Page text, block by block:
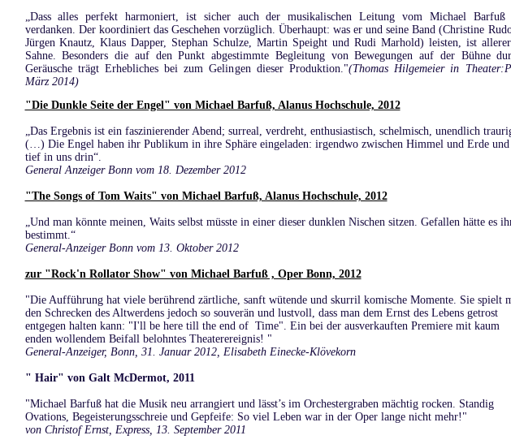
Dass alles perfekt harmoniert, ist sicher auch der musikalischen Leitung vom Michael Barfuß
verdanken. Der koordiniert das Geschehen vorzüglich. Überhaupt: was er und seine Band (Christine
Jürgen Knautz, Klaus Dapper, Stephan Schulze, Martin Speight und Rudi Marhold) leisten, ist
Sahne. Besonders die auf den Punkt abgestimmte Begleitung von Bewegungen auf der Bühne
Geräusche trägt Erhebliches bei zum Gelingen dieser Produktion."(Thomas Hilgemeier in
März 2014)
"Die Dunkle Seite der Engel" von Michael Barfuß, Alanus Hochschule, 2012
„Das Ergebnis ist ein faszinierender Abend; surreal, verdreht, enthusiastisch, schelmisch, unendlich
(…) Die Engel haben ihr Publikum in ihre Sphäre eingeladen: irgendwo zwischen Himmel und Erde und
tief in uns drin“.
General Anzeiger Bonn vom 18. Dezember 2012
"The Songs of Tom Waits" von Michael Barfuß, Alanus Hochschule, 2012
„Und man könnte meinen, Waits selbst müsste in einer dieser dunklen Nischen sitzen. Gefallen hätte es
bestimmt.“
General-Anzeiger Bonn vom 13. Oktober 2012
zur "Rock'n Rollator Show" von Michael Barfuß , Oper Bonn, 2012
"Die Aufführung hat viele berührend zärtliche, sanft wütende und skurril komische Momente. Sie spielt
den Schrecken des Altwerdens jedoch so souverän und lustvoll, dass man dem Ernst des Lebens getrost
entgegen halten kann: "I'll be here till the end of Time". Ein bei der ausverkauften Premiere mit kaum
enden wollendem Beifall belohntes Theaterereignis! "
General-Anzeiger, Bonn, 31. Januar 2012, Elisabeth Einecke-Klövekorn
" Hair" von Galt McDermot, 2011
"Michael Barfuß hat die Musik neu arrangiert und lässt’s im Orchestergraben mächtig rocken. Standig
Ovations, Begeisterungsschreie und Gepfeife: So viel Leben war in der Oper lange nicht mehr!"
von Christof Ernst, Express, 13. September 2011